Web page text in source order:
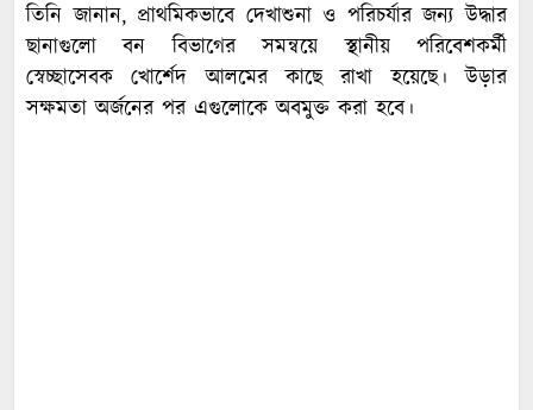
তিনি জানান, প্রাথমিকভাবে দেখাশুনা ও পরিচর্যার জন্য উদ্ধার
ছানাগুলো বন বিভাগের সমন্বয়ে স্থানীয় পরিবেশকর্মী
স্বেচ্ছাসেবক খোর্শেদ আলমের কাছে রাখা হয়েছে। উড়ার
সক্ষমতা অর্জনের পর এগুলোকে অবমুক্ত করা হবে।